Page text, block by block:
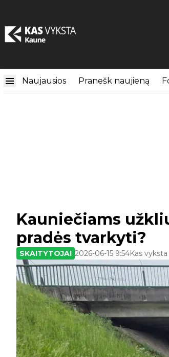
Naujausios Pranešk naujieną
Kauniečiams
pradės tvarkyti?
SKAITYTOJAI 2026-06-15 9:54Kas